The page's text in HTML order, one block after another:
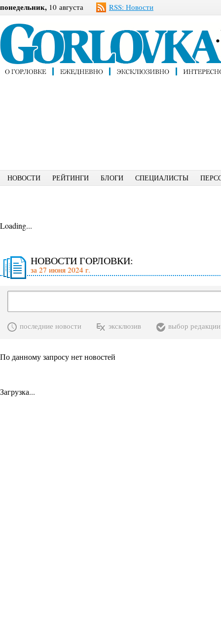
понедельник, 10 августа RSS: Новости
НОВОСТИ РЕЙТИНГИ БЛОГИ СПЕЦИАЛИСТЫ
Loading...
НОВОСТИ ГОРЛОВКИ:
за 27 июня 2024 г.
последние новости эксклюзив выбор редакции
По данному запросу нет новостей
Загрузка...